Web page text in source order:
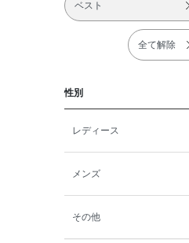
ベスト
全て解除
性別
レディース
メンズ
その他